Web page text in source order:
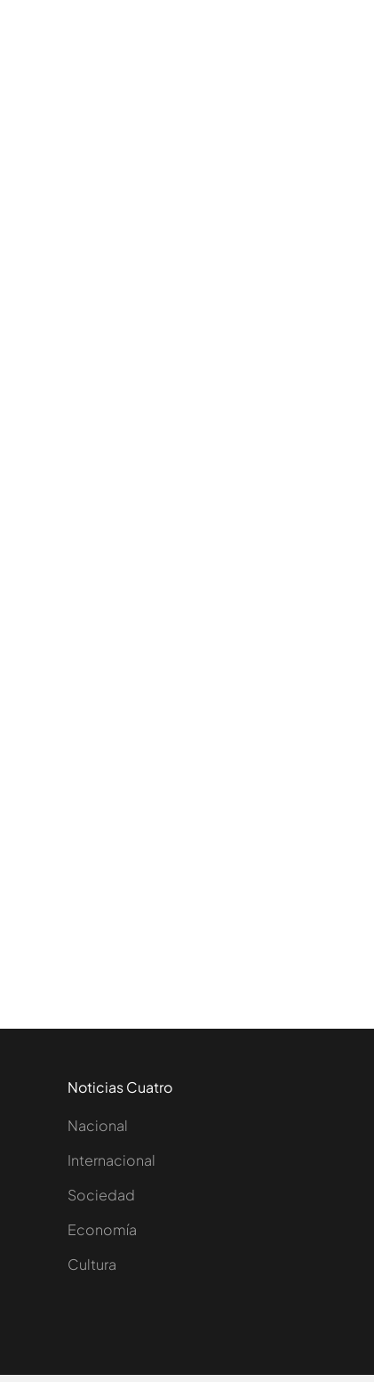
Noticias Cuatro
Nacional
Internacional
Sociedad
Economía
Cultura